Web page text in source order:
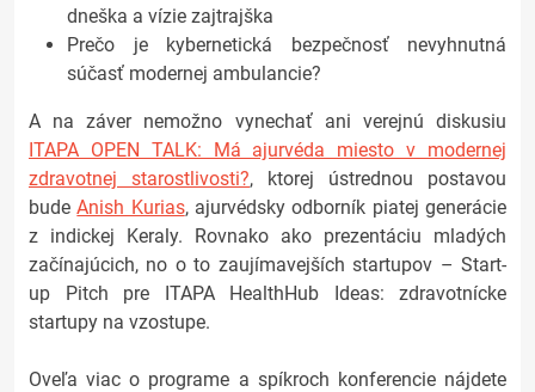
dneška a vízie zajtrajška
Prečo je kybernetická bezpečnosť nevyhnutná
súčasť modernej ambulancie?
A na záver nemožno vynechať ani verejnú diskusiu
ITAPA OPEN TALK: Má ajurvéda miesto v modernej
zdravotnej starostlivosti?, ktorej ústrednou postavou
budeAnish Kurias, ajurvédsky odborník piatej generácie
z indickej Keraly. Rovnako ako prezentáciu mladých
začínajúcich, no o to zaujímavejších startupov – Start-
up Pitch pre ITAPA HealthHub Ideas: zdravotnícke
startupy na vzostupe.
Oveľa viac o programe a spíkroch konferencie nájdete